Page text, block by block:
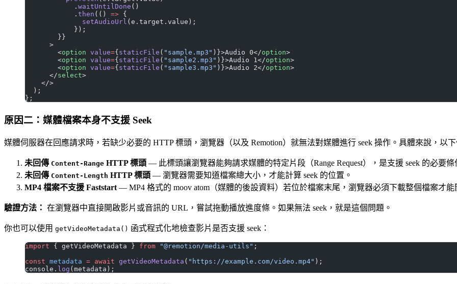
            .
waitUntilDone ()
            .
then (() => {
              setAudioUrl
(e.target.value);
            });
        }}
      >
        <
option value={ staticFile ( "sample.mp3" )}>Audio 0</option>
        <
option value={ staticFile ( "sample2.mp3" )}>Audio 1</option>
        <
option value={ staticFile ( "sample3.mp3" )}>Audio 2</option>
      </
select>
    </>
  );
};
原因二：媒體檔案本身不支援 Seek
媒體伺服器在回應請求時，若缺少必要的 HTTP 標頭，瀏覽器（以及 Remotion）就無法對媒體進行 seek 操作。具體來說，以
未回傳 Content-Range HTTP 標頭 — 此標頭讓瀏覽器能夠請求媒體的特定片段（Range Request），是支援 seek 的必要條
未回傳 Content-Length HTTP 標頭 — 瀏覽器需要知道檔案總大小，才能計算 seek 的位置。
MP4 檔案不支援 Faststart — MP4 格式的 moov atom（媒體的後設資料）若位於檔案末尾，瀏覽器必須下載整個檔案才能
驗證方法： 在瀏覽器中直接開啟影片或音訊的 URL，嘗試拖動播放進度條。如果無法 seek，就是這個問題。
你也可以使用 getVideoMetadata() 函式程式化地檢查影片是否支援 seek：
import { getVideoMetadata } from "@remotion/media-utils" ;
const metadata = await getVideoMetadata ( "https://example.com/video.mp4" );
console. log (metadata);